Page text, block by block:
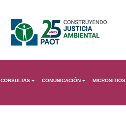
CONSULTAS COMUNICACIÓN MICROSITIOS